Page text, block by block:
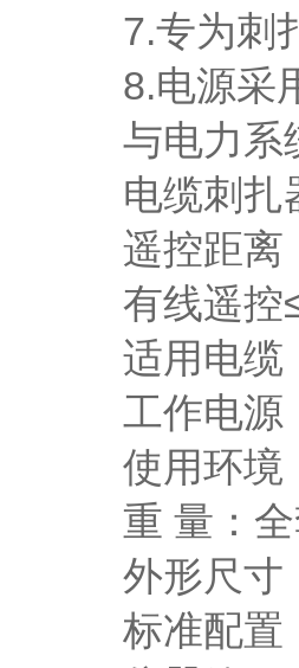
7.专为刺
8.电源采
与电力系
电缆刺扎
遥控距
有线遥
适用电缆
工作电
使用环境
重 量：
外形尺寸
标准配置